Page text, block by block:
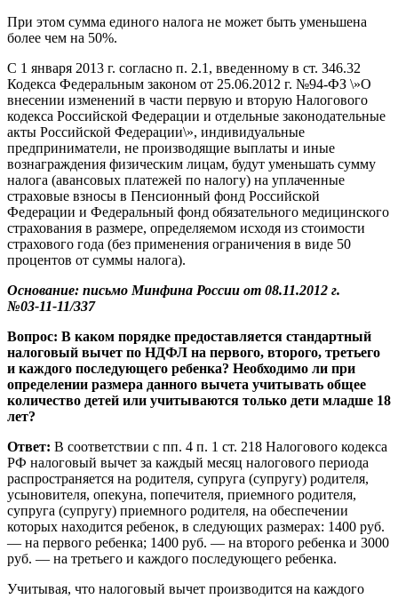
При этом сумма единого налога не может быть уменьшена
более чем на 50%.
C 1 января 2013 г. согласно п. 2.1, введенному в ст. 346.32
Кодекса Федеральным законом от 25.06.2012 г. №94-ФЗ \»О
внесении изменений в части первую и вторую Налогового
кодекса Российской Федерации и отдельные законодательные
акты Российской Федерации\», индивидуальные
предприниматели, не производящие выплаты и иные
вознаграждения физическим лицам, будут уменьшать сумму
налога (авансовых платежей по налогу) на уплаченные
страховые взносы в Пенсионный фонд Российской
Федерации и Федеральный фонд обязательного медицинского
страхования в размере, определяемом исходя из стоимости
страхового года (без применения ограничения в виде 50
процентов от суммы налога).
Основание: письмо Минфина России от 08.11.2012 г.
№03-11-11/337
Вопрос: В каком порядке предоставляется стандартный
налоговый вычет по НДФЛ на первого, второго, третьего
и каждого последующего ребенка? Необходимо ли при
определении размера данного вычета учитывать общее
количество детей или учитываются только дети младше 18
лет?
Ответ: В соответствии с пп. 4 п. 1 ст. 218 Налогового кодекса
РФ налоговый вычет за каждый месяц налогового периода
распространяется на родителя, супруга (супругу) родителя,
усыновителя, опекуна, попечителя, приемного родителя,
супруга (супругу) приемного родителя, на обеспечении
которых находится ребенок, в следующих размерах: 1400 руб.
— на первого ребенка; 1400 руб. — на второго ребенка и 3000
руб. — на третьего и каждого последующего ребенка.
Учитывая, что налоговый вычет производится на каждого